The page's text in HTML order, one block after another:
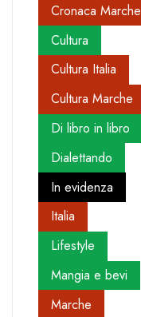
Cronaca Marche
Cultura
Cultura Italia
Cultura Marche
Di libro in libro
Dialettando
In evidenza
Italia
Lifestyle
Mangia e bevi
Marche